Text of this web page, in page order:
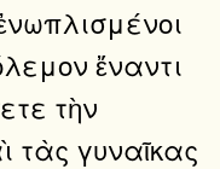
ἔναντι
τὴν
τὰς γυναῖκας